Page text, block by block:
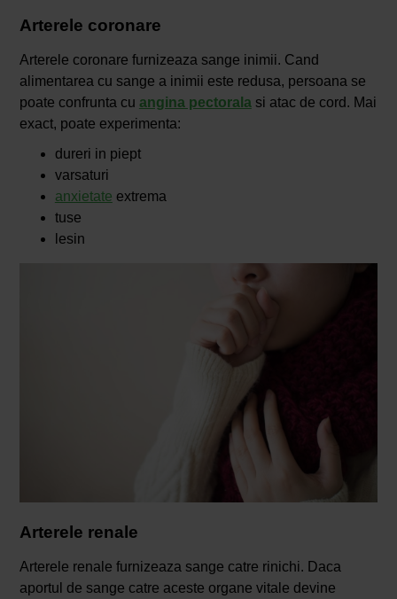
Arterele coronare
Arterele coronare furnizeaza sange inimii. Cand
alimentarea cu sange a inimii este redusa, persoana se
poate confrunta cu angina pectorala si atac de cord. Mai
exact, poate experimenta:
dureri in piept
varsaturi
anxietate extrema
tuse
lesin
Arterele renale
Arterele renale furnizeaza sange catre rinichi. Daca
aportul de sange catre aceste organe vitale devine